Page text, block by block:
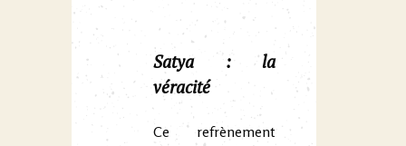
Satya : la
véracité
Ce refrènement